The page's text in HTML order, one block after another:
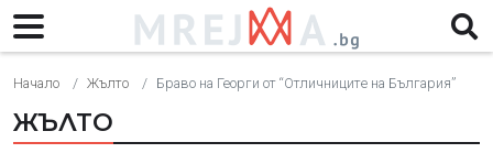
Начало Жълто Браво на Георги от “Отличниците на България”
ЖЪЛТО